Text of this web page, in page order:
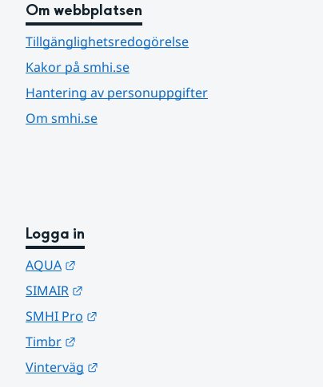
Om webbplatsen
Tillgänglighetsredogörelse
Kakor på smhi.se
Hantering av personuppgifter
Om smhi.se
Logga in
AQUA
SIMAIR
SMHI Pro
Timbr
Vinterväg